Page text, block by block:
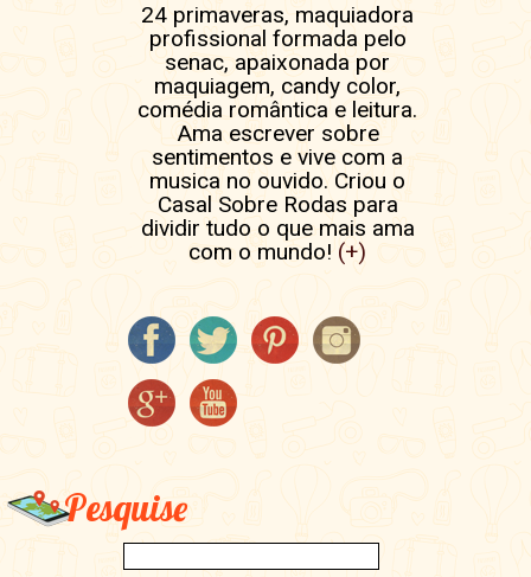
24 primaveras, maquiadora
profissional formada pelo
senac, apaixonada por
maquiagem, candy color,
comédia romântica e leitura.
Ama escrever sobre
sentimentos e vive com a
musica no ouvido. Criou o
Casal Sobre Rodas para
dividir tudo o que mais ama
com o mundo! (+)
Pesquise